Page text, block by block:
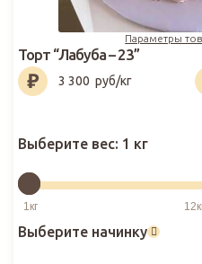
Параметры
Торт “Лабуба – 23”
3 300 руб/кг
Выберите вес: 1 кг
Выберите начинку